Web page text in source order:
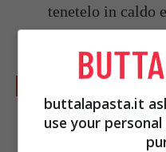
tenetelo in caldo
Potete servirlo
farlo raffreddare
diversi giorni
buttalapasta.it
use your